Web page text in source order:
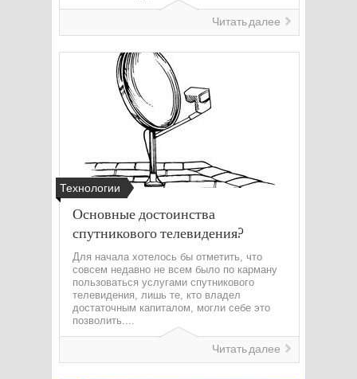
Читать далее
Технологии
Основные достоинства
спутникового телевидения?
Для начала хотелось бы отметить, что
совсем недавно не всем было по карману
пользоваться услугами спутникового
телевидения, лишь те, кто владел
достаточным капиталом, могли себе это
позволить....
Читать далее